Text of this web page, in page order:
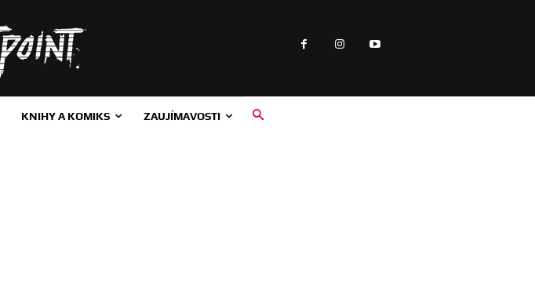
KNIHY A KOMIKS ZAUJÍMAVOSTI